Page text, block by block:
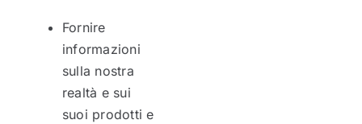
Fornire
informazioni
sulla nostra
realtà e sui
suoi prodotti e